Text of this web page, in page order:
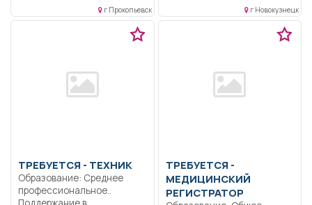
г Прокопьевск г Новокузнецк
ТРЕБУЕТСЯ - ТЕХНИК
Образование: Среднее
профессиональное..
ТРЕБУЕТСЯ -
МЕДИЦИНСКИЙ
РЕГИСТРАТОР